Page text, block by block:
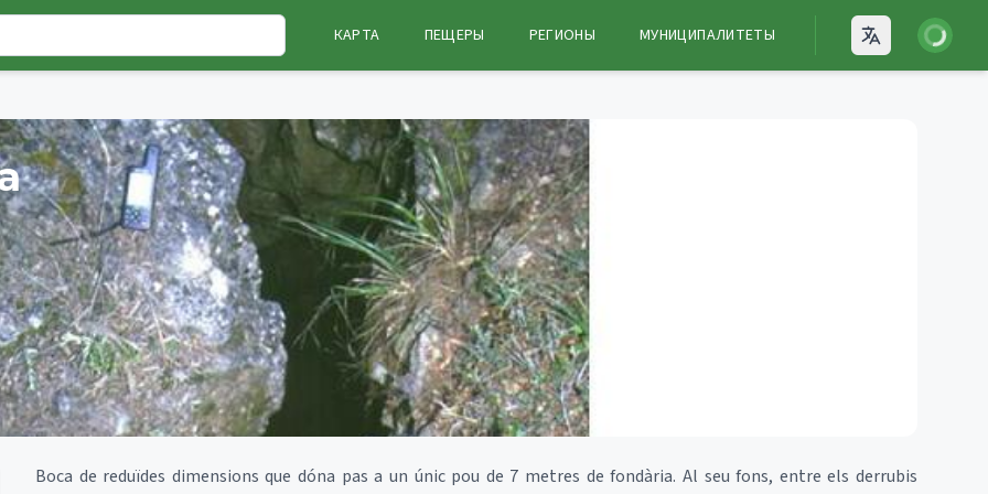
КАРТА ПЕЩЕРЫ РЕГИОНЫ МУНИЦИПАЛИТЕТЫ Open
Войти
Boca de reduïdes dimensions que dóna pas a un únic pou de 7 metres de fondària. Al seu fons, entre els derrubis